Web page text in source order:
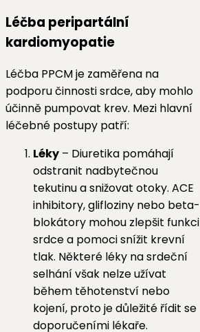
Léčba peripartální
kardiomyopatie
Léčba PPCM je zaměřena na
podporu činnosti srdce, aby mohlo
účinně pumpovat krev. Mezi hlavní
léčebné postupy patří:
Léky – Diuretika pomáhají
odstranit nadbytečnou
tekutinu a snižovat otoky. ACE
inhibitory, glifloziny nebo beta-
blokátory mohou zlepšit funkci
srdce a pomoci snížit krevní
tlak. Některé léky na srdeční
selhání však nelze užívat
během těhotenství nebo
kojení, proto je důležité řídit se
doporučeními lékaře.